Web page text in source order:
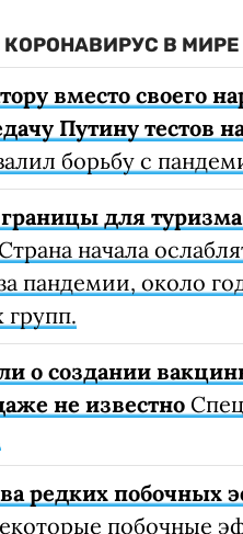
В МИРЕ
вместо своего
Путину тестов
борьбу с
для
начала
пандемии, около
групп.
о создании
не известно
редких побочных
побочные